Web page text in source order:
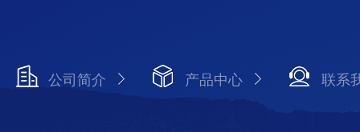
公司简介 产品中心 联系